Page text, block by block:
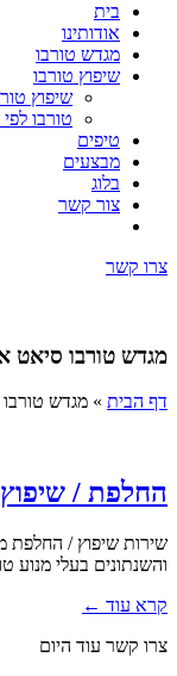
בית
אודותינו
מגדש טורבו
שיפוץ טורבו
שיפוץ
טורבו לפי
טיפים
מבצעים
בלוג
צור קשר
צרו קשר
מגדש טורבו סיאט
דף הבית » מגדש
החלפת /
שירות שיפוץ / החלפת
והשנתונים בעלי מנוע
קרא עוד ←
צרו קשר עוד היום